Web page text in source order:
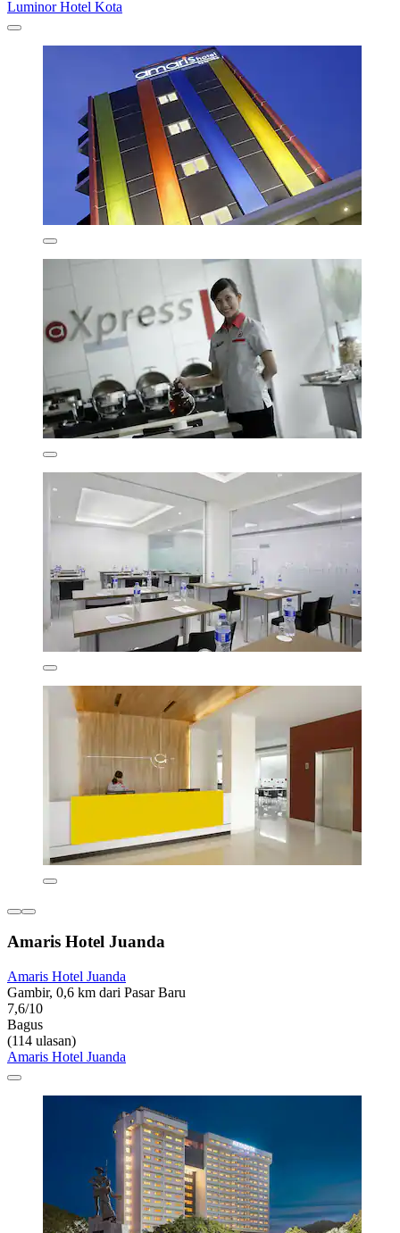
Luminor Hotel Kota
Amaris Hotel Juanda
Amaris Hotel Juanda
Gambir, 0,6 km dari Pasar Baru
7,6/10
Bagus
(114 ulasan)
Amaris Hotel Juanda